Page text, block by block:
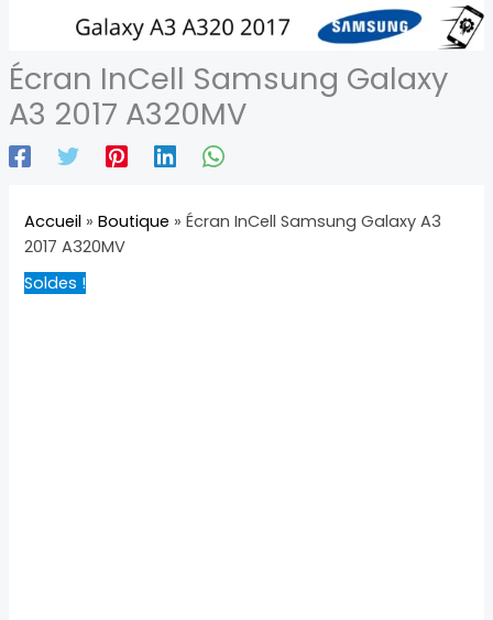
Écran InCell Samsung Galaxy
A3 2017 A320MV
Accueil »Boutique »Écran InCell Samsung Galaxy A3
2017 A320MV
Soldes !